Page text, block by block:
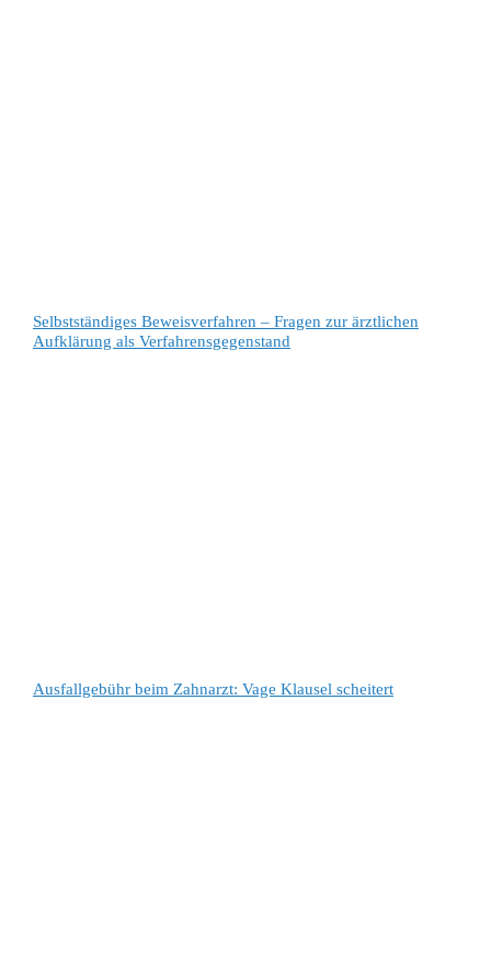
Selbstständiges Beweisverfahren – Fragen zur ärztlichen
Aufklärung als Verfahrensgegenstand
Ausfallgebühr beim Zahnarzt: Vage Klausel scheitert